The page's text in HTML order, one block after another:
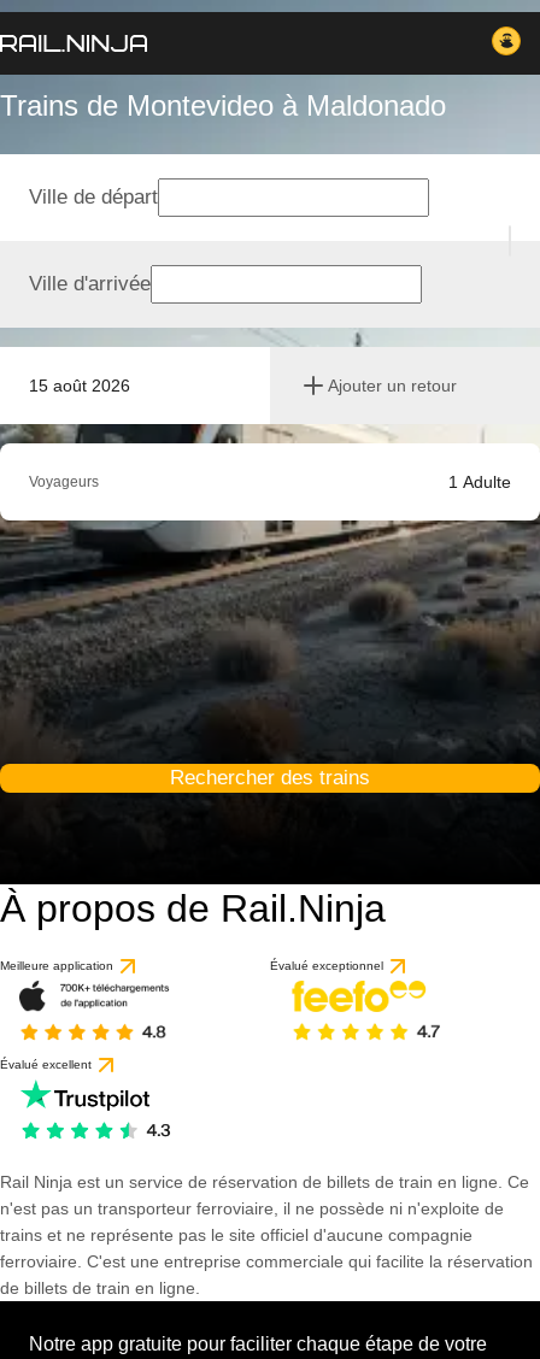
Trains de Montevideo à Maldonado
15 août 2026 Ajouter un retour
Ville de départ
Ville d'arrivée
Voyageurs 1 Adulte
Rechercher des trains
À propos de Rail.Ninja
Meilleure application Évalué exceptionnel
Évalué excellent
Rail Ninja est un service de réservation de billets de train en ligne. Ce
n'est pas un transporteur ferroviaire, il ne possède ni n'exploite de
trains et ne représente pas le site officiel d'aucune compagnie
ferroviaire. C'est une entreprise commerciale qui facilite la réservation
de billets de train en ligne.
Notre app gratuite pour faciliter chaque étape de votre